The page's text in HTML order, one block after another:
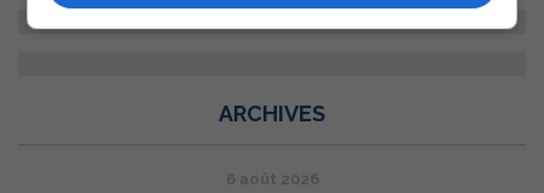
ARCHIVES
6 août 2026